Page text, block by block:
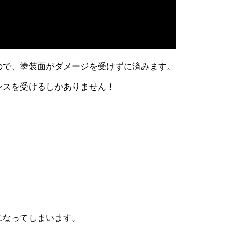
、塗装面がダメージを受けずに済みます。
を受けるしかありません！
ってしまいます。